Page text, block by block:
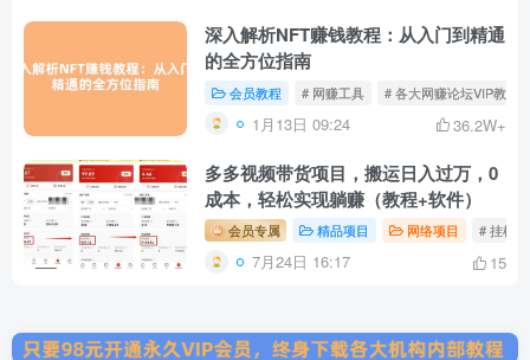
深入解析NFT赚钱教程：从入门到精通
的全方位指南
会员教程 # 网赚工具 # 各大网赚论坛VIP教程
1月13日 09:24 36.2W+
多多视频带货项目，搬运日入过万，0
成本，轻松实现躺赚（教程+软件）
会员专属 精品项目 网络项目 # 挂机
7月24日 16:17 15